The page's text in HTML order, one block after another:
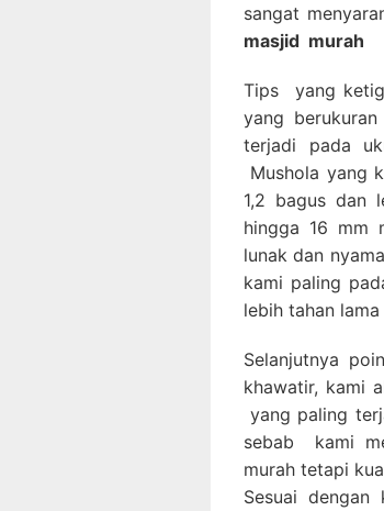
sangat
masjid murah
Tips yang
yang
terjadi pada
Mushola yang
1,2 bagus dan
hingga 16 mm
lunak dan
kami paling
lebih tahan
Selanjutnya
khawatir, kami
yang paling
sebab kami
murah tetapi
Sesuai